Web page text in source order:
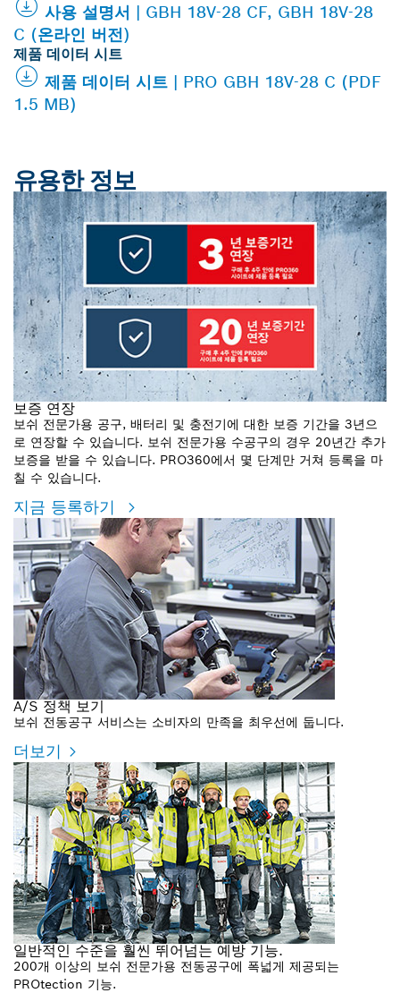
사용 설명서 | GBH 18V-28 CF, GBH 18V-28
C (온라인 버전)
제품 데이터 시트
제품 데이터 시트 | PRO GBH 18V-28 C (PDF
1.5 MB)
유용한 정보
보증 연장
보쉬 전문가용 공구, 배터리 및 충전기에 대한 보증 기간을 3년으
로 연장할 수 있습니다. 보쉬 전문가용 수공구의 경우 20년간 추가
보증을 받을 수 있습니다. PRO360에서 몇 단계만 거쳐 등록을 마
칠 수 있습니다.
지금 등록하기
A/S 정책 보기
보쉬 전동공구 서비스는 소비자의 만족을 최우선에 둡니다.
더보기
일반적인 수준을 훨씬 뛰어넘는 예방 기능.
200개 이상의 보쉬 전문가용 전동공구에 폭넓게 제공되는
PROtection 기능.